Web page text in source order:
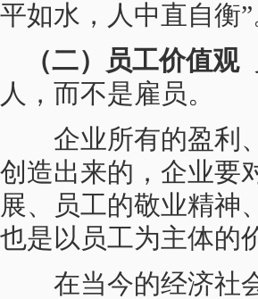
平如水，人中直自衡”
（二）员工价值观
人，而不是雇员。
企业所有的盈利
创造出来的，企业要
展、员工的敬业精神
也是以员工为主体的
在当今的经济社